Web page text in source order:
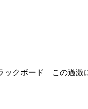
クボード この過激